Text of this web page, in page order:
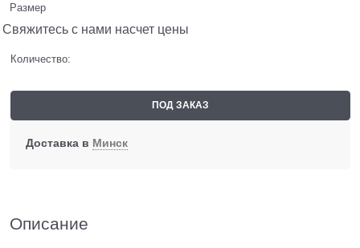
Размер
Свяжитесь с нами насчет цены
Количество:
ПОД ЗАКАЗ
Доставка в Минск
Описание